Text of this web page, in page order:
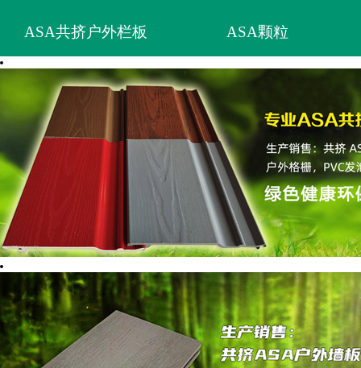
ASA共挤户外栏板 ASA颗粒